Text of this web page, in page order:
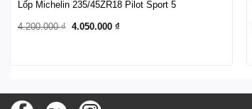
Lốp Michelin 235/45ZR18 Pilot Sport 5
4.200.000₫ Giá
4.050.000 ₫Giá